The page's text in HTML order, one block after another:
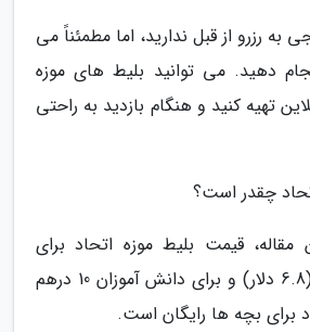
به رزرو از قبل ندارید، اما مطمئناً می
دهید. می توانید بلیط های موزه
تهیه کنید و هنگام بازدید به راحتی
چقدر است؟
قیمت بلیط موزه اتحاد برای
بزرگسالان 25 درهم (6.8 دلار) و برای دانش آموزان 10 درهم